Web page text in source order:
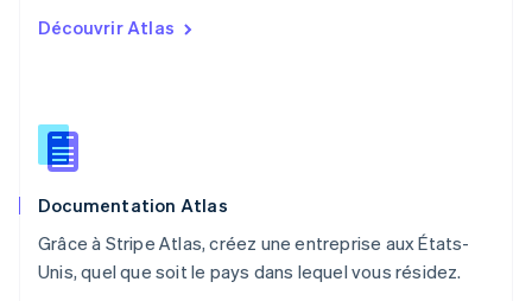
Découvrir Atlas
Documentation Atlas
Grâce à Stripe Atlas, créez une entreprise aux États-
Unis, quel que soit le pays dans lequel vous résidez.
PortuguêsEnglish
English
Roumanie
Royaume-Uni
Singapour
English简体中文